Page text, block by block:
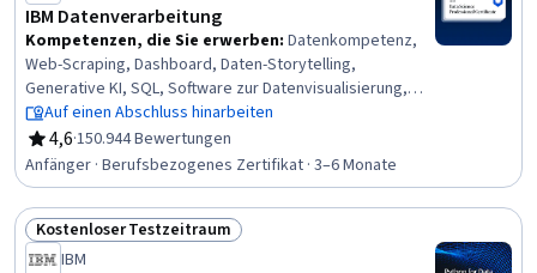
IBM Datenverarbeitung
Kompetenzen, die Sie erwerben: Datenkompetenz,
Web-Scraping, Dashboard, Daten-Storytelling,
Generative KI, SQL, Software zur Datenvisualisierung,
Plot (Grafiken), Plotly, Präsentation der Daten,
Professionelle Netzwerkarbeit, Daten
importieren/exportieren, Unüberwachtes Lernen,
Datenvisualisierung, Datenwrangling, Bereinigung von
Daten, Bewertung des Modells, Erstellung des
Dashboards, Jupyter, Explorative Datenanalyse
Auf einen Abschluss hinarbeiten
4,6
Bewertung, 4,6 von 5 Sternen
·150.944 Bewertungen
Anfänger · Berufsbezogenes Zertifikat · 3–6 Monate
Status: Kostenloser Testzeitraum
Kostenloser Testzeitraum
IBM